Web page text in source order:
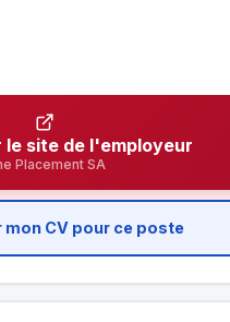
le site de l'employeur
Placement SA
CV pour ce poste